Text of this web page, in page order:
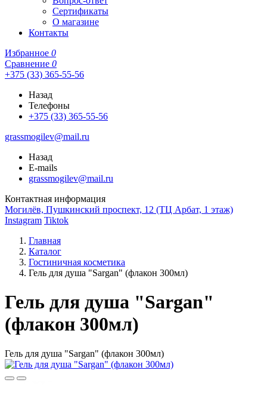
Сертификаты
О магазине
Контакты
Избранное 0
Сравнение 0
+375 (33) 365-55-56
Назад
Телефоны
+375 (33) 365-55-56
grassmogilev@mail.ru
Назад
E-mails
grassmogilev@mail.ru
Контактная информация
Могилёв, Пушкинский проспект, 12 (ТЦ Арбат, 1 этаж)
Instagram Tiktok
Главная
Каталог
Гостиничная косметика
Гель для душа "Sargan" (флакон 300мл)
Гель для душа "Sargan"
(флакон 300мл)
Гель для душа "Sargan" (флакон 300мл)